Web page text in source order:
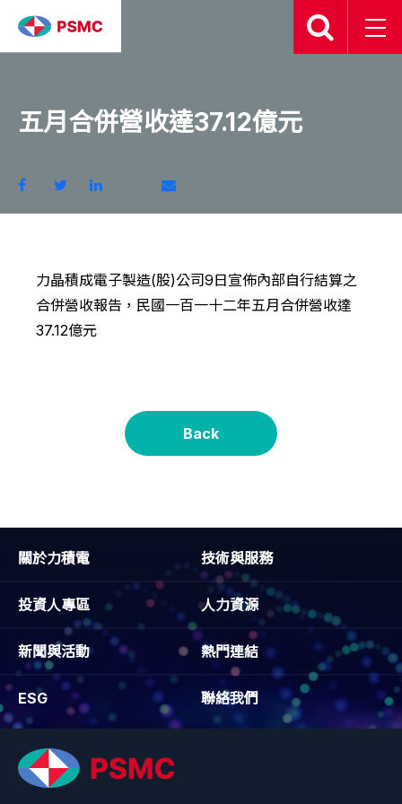
2023.06.09
五月合併營收達37.12億元
力晶積成電子製造(股)公司9日宣佈內部自行結算之
合併營收報告，民國一百一十二年五月合併營收達
37.12億元
Back
關於力積電 技術與服務
投資人專區 人力資源
新聞與活動 熱門連結
ESG 聯絡我們